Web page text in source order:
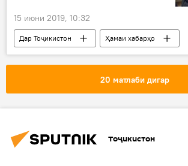
15 июни 2019, 10:32
Дар Тоҷикистон Ҳамаи хабарҳо
20 матлаби дигар
Тоҷикистон